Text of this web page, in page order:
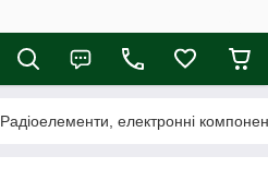
Радіоелементи, електронні